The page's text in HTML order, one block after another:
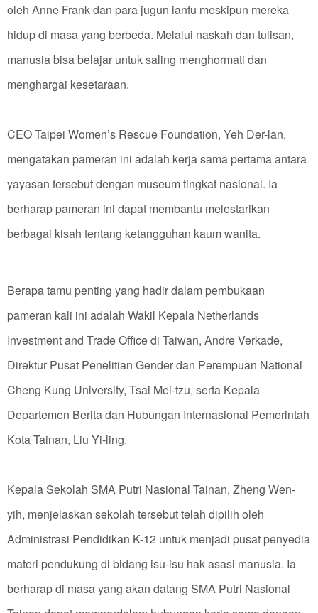
oleh Anne Frank dan para jugun ianfu meskipun mereka
hidup di masa yang berbeda. Melalui naskah dan tulisan,
manusia bisa belajar untuk saling menghormati dan
menghargai kesetaraan.
CEO Taipei Women’s Rescue Foundation, Yeh Der-lan,
mengatakan pameran ini adalah kerja sama pertama antara
yayasan tersebut dengan museum tingkat nasional. Ia
berharap pameran ini dapat membantu melestarikan
berbagai kisah tentang ketangguhan kaum wanita.
Berapa tamu penting yang hadir dalam pembukaan
pameran kali ini adalah Wakil Kepala Netherlands
Investment and Trade Office di Taiwan, Andre Verkade,
Direktur Pusat Penelitian Gender dan Perempuan National
Cheng Kung University, Tsai Mei-tzu, serta Kepala
Departemen Berita dan Hubungan Internasional Pemerintah
Kota Tainan, Liu Yi-ling.
Kepala Sekolah SMA Putri Nasional Tainan, Zheng Wen-
yih, menjelaskan sekolah tersebut telah dipilih oleh
Administrasi Pendidikan K-12 untuk menjadi pusat penyedia
materi pendukung di bidang isu-isu hak asasi manusia. Ia
berharap di masa yang akan datang SMA Putri Nasional